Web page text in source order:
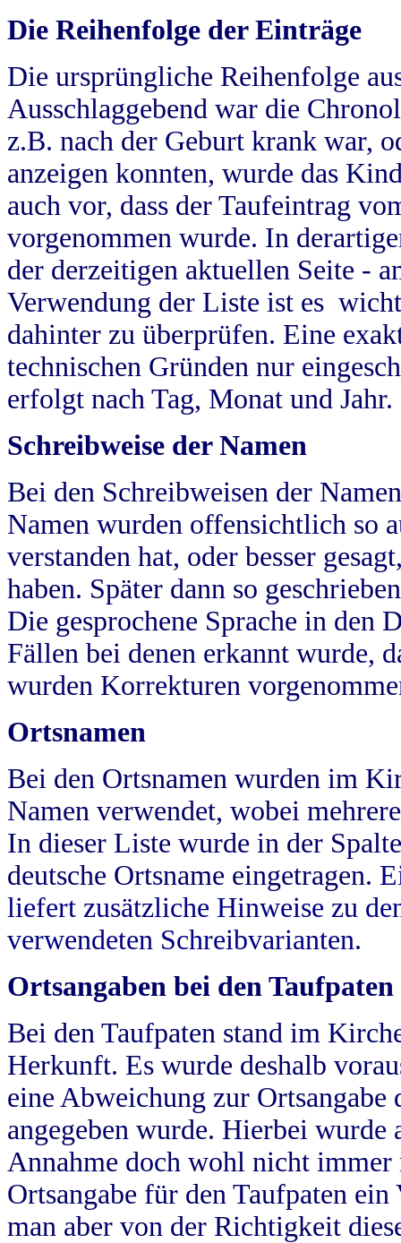
Die Reihenfolge der Einträge
Die ursprüngliche Reihenfolge
Ausschlaggebend war die
z.B. nach der Geburt krank war,
anzeigen konnten, wurde das
auch vor, dass der Taufeintrag
vorgenommen wurde. In
der derzeitigen aktuellen Seite -
Verwendung der Liste ist es
dahinter zu überprüfen. Eine
technischen Gründen nur
erfolgt nach Tag, Monat und Jahr.
Schreibweise der Namen
Bei den Schreibweisen der
Namen wurden offensichtlich so
verstanden hat, oder besser
haben. Später dann so
Die gesprochene Sprache in
Fällen bei denen erkannt wurde,
wurden Korrekturen
Ortsnamen
Bei den Ortsnamen wurden im
Namen verwendet, wobei
In dieser Liste wurde in der
deutsche Ortsname eingetragen.
liefert zusätzliche Hinweise zu
verwendeten Schreibvarianten.
Ortsangaben bei den Taufpaten
Bei den Taufpaten stand im
Herkunft. Es wurde deshalb
eine Abweichung zur
angegeben wurde. Hierbei wurde
Annahme doch wohl nicht
Ortsangabe für den Taufpaten
man aber von der Richtigkeit